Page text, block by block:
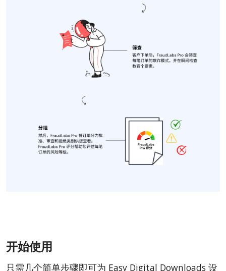
开始使用
只需几个简单步骤即可为 Easy Digital Downloads 设